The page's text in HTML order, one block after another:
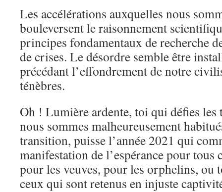
Les accélérations auxquelles nous
bouleversent le raisonnement
principes fondamentaux de recherche
de crises. Le désordre semble être
précédant l’effondrement de notre
ténèbres.
Oh ! Lumière ardente, toi qui défies les
nous sommes malheureusement
transition, puisse l’année 2021 qui
manifestation de l’espérance pour tous
pour les veuves, pour les orphelins, ou
ceux qui sont retenus en injuste